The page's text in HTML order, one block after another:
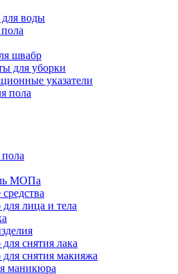
воды
швабр
для уборки
указатели
пола
МОПа
лица и тела
снятия лака
для снятия макияжа
маникюра